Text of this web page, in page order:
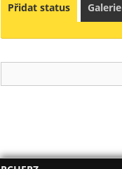
Přidat status Galerie